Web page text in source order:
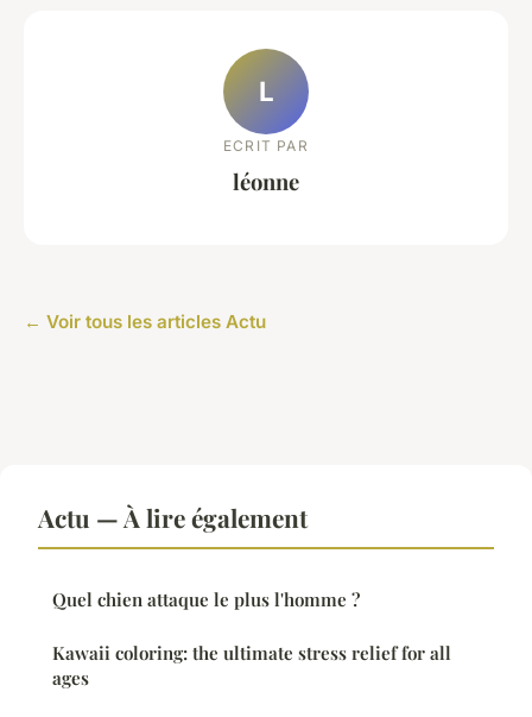
L
ECRIT PAR
léonne
← Voir tous les articles Actu
Actu — À lire également
Quel chien attaque le plus l'homme ?
Kawaii coloring: the ultimate stress relief for all
ages